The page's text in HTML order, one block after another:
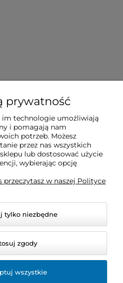
prywatność
im technologie umożliwiają
i pomagają nam
potrzeb. Możesz
przez nas wszystkich
lub dostosować użycie
wybierając opcję
w naszej Polityce
tylko niezbędne
zgody
wszystkie